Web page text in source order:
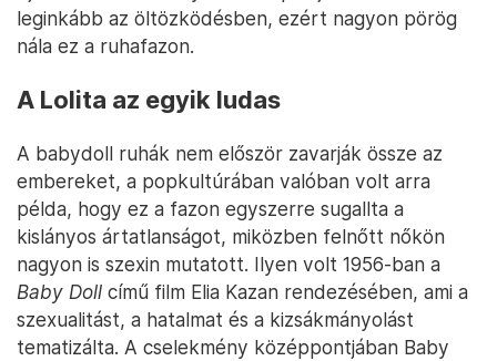
leginkább az öltözködésben, ezért nagyon pörög
nála ez a ruhafazon.
A Lolita az egyik ludas
A babydoll ruhák nem először zavarják össze az
embereket, a popkultúrában valóban volt arra
példa, hogy ez a fazon egyszerre sugallta a
kislányos ártatlanságot, miközben felnőtt nőkön
nagyon is szexin mutatott. Ilyen volt 1956-ban a
Baby Doll című film Elia Kazan rendezésében, ami a
szexualitást, a hatalmat és a kizsákmányolást
tematizálta. A cselekmény középpontjában Baby